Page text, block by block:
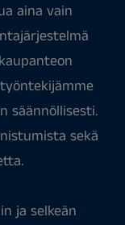
aina vain
säännöllisesti.
sekä
ja selkeän